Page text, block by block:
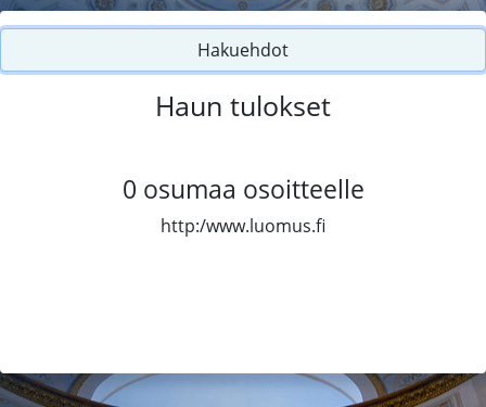
Hakuehdot
Haun tulokset
0 osumaa osoitteelle
http:/www.luomus.fi